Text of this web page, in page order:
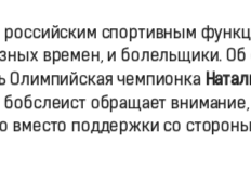
спортивным
времен, и болельщики. Об
Олимпийская чемпионка
обращает
вместо поддержки со